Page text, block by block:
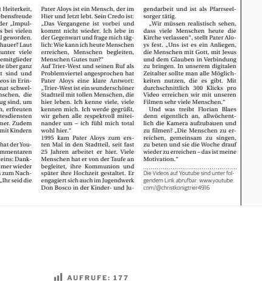
AUFRUFE: 177